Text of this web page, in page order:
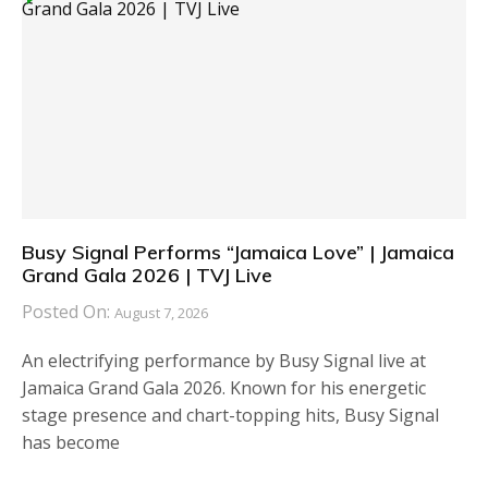
Busy Signal Performs “Jamaica Love” | Jamaica
Grand Gala 2026 | TVJ Live
Posted On: August 7, 2026
An electrifying performance by Busy Signal live at
Jamaica Grand Gala 2026. Known for his energetic
stage presence and chart-topping hits, Busy Signal
has become